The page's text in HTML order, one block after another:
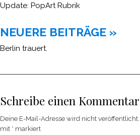
Update: PopArt Rubrik
NEUERE BEITRÄGE »
Berlin trauert.
Schreibe einen Kommentar
Deine E-Mail-Adresse wird nicht veröffentlicht.
mit * markiert